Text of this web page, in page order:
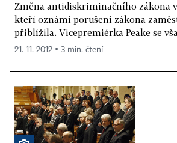
Změna antidiskriminačního zákona
kteří oznámí porušení zákona
přiblížila. Vicepremiérka Peake se
21. 11. 2012 ▪ 3 min. čtení